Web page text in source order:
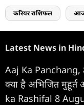
करियर राशिफल आज
Latest News in
Aaj Ka
क्या है अभिजित
ka Rashifal 8